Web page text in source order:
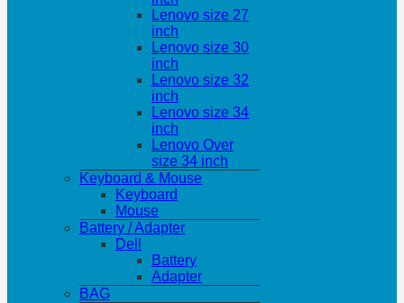
Lenovo size 27
inch
Lenovo size 30
inch
Lenovo size 32
inch
Lenovo size 34
inch
Lenovo Over
size 34 inch
Keyboard & Mouse
Keyboard
Mouse
Battery / Adapter
Dell
Battery
Adapter
BAG